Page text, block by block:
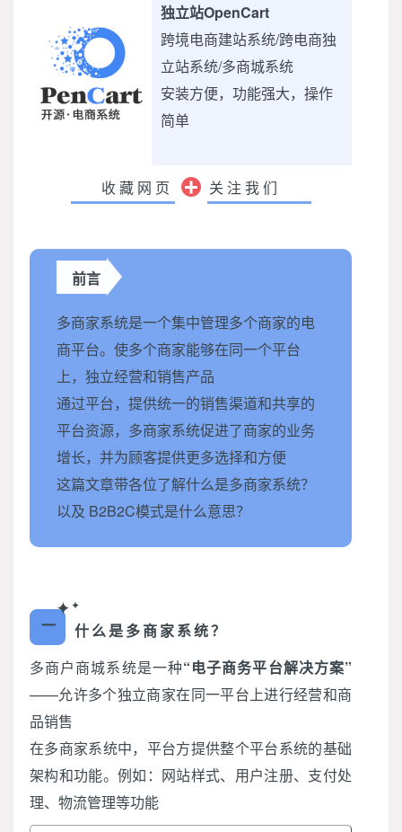
独立站OpenCart
跨境电商建站系统/跨电商独
立站系统/多商城系统
安装方便，功能强大，操作
简单
收藏网页 关注我们
前言
多商家系统是一个集中管理多个商家的电
商平台。使多个商家能够在同一个平台
上，独立经营和销售产品
通过平台，提供统一的销售渠道和共享的
平台资源，多商家系统促进了商家的业务
增长，并为顾客提供更多选择和方便
这篇文章带各位了解什么是多商家系统？
以及 B2B2C模式是什么意思？
✦✦
一
什么是多商家系统？
多商户商城系统是一种“电子商务平台解决方案”
——允许多个独立商家在同一平台上进行经营和商
品销售
在多商家系统中，平台方提供整个平台系统的基础
架构和功能。例如：网站样式、用户注册、支付处
理、物流管理等功能